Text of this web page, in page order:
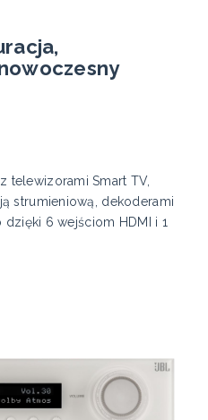
telewizorami Smart TV,
strumieniową, dekoderami
6 wejściom HDMI i 1